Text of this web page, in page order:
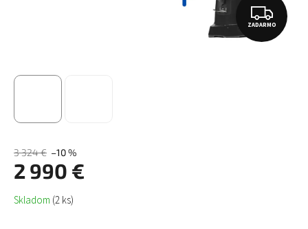
Z
A
ZADARMO
3 324 € –10 %
2 990 €
Jednotková
cena:
Skladom (2 ks)